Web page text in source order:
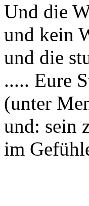
Und die
und kein
und die
..... Eure
(unter
und: sein
im